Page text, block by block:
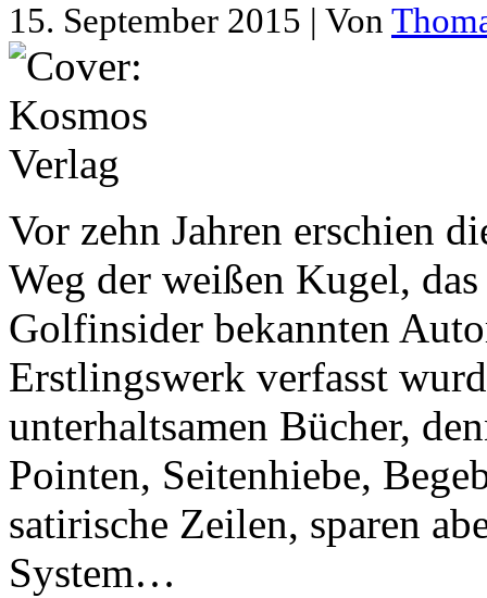
15. September 2015 | Von
Vor zehn Jahren erschien
Weg der weißen Kugel,
Golfinsider bekannten
Erstlingswerk verfasst
unterhaltsamen Bücher,
Pointen, Seitenhiebe,
satirische Zeilen, sparen
System…